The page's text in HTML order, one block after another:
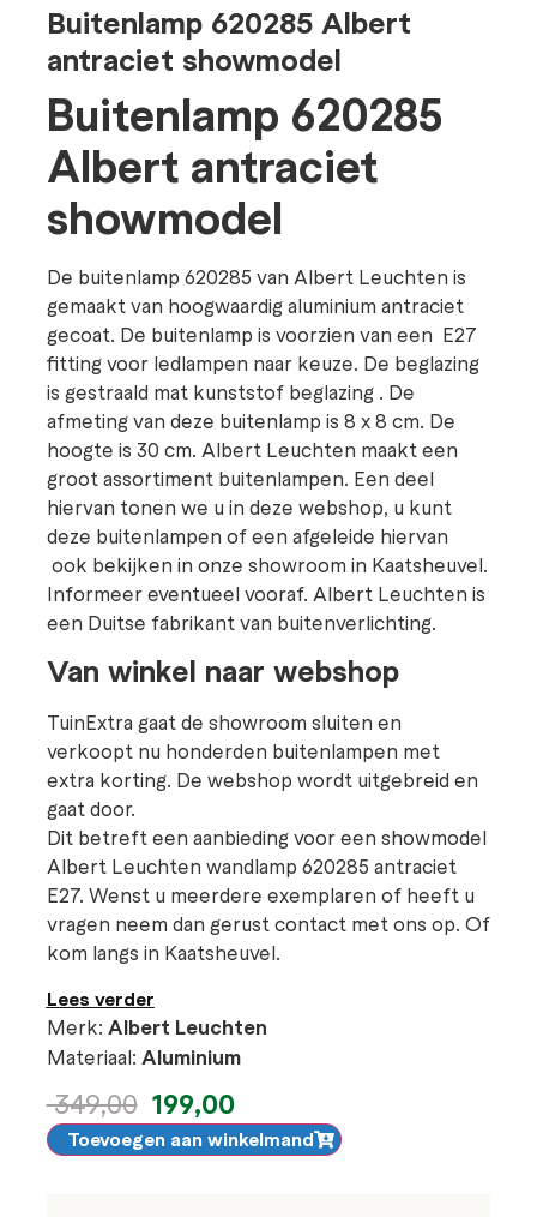
Buitenlamp 620285 Albert
antraciet showmodel
Buitenlamp 620285
Albert antraciet
showmodel
De buitenlamp 620285 van Albert Leuchten is
gemaakt van hoogwaardig aluminium antraciet
gecoat. De buitenlamp is voorzien van een E27
fitting voor ledlampen naar keuze. De beglazing
is gestraald mat kunststof beglazing . De
afmeting van deze buitenlamp is 8 x 8 cm. De
hoogte is 30 cm. Albert Leuchten maakt een
groot assortiment buitenlampen. Een deel
hiervan tonen we u in deze webshop, u kunt
deze buitenlampen of een afgeleide hiervan
ook bekijken in onze showroom in Kaatsheuvel.
Informeer eventueel vooraf. Albert Leuchten is
een Duitse fabrikant van buitenverlichting.
Van winkel naar webshop
TuinExtra gaat de showroom sluiten en
verkoopt nu honderden buitenlampen met
extra korting. De webshop wordt uitgebreid en
gaat door.
Dit betreft een aanbieding voor een showmodel
Albert Leuchten wandlamp 620285 antraciet
E27. Wenst u meerdere exemplaren of heeft u
vragen neem dan gerust contact met ons op. Of
kom langs in Kaatsheuvel.
Lees verder
Merk: Albert Leuchten
Materiaal: Aluminium
349,00 199,00
Toevoegen aan winkelmand